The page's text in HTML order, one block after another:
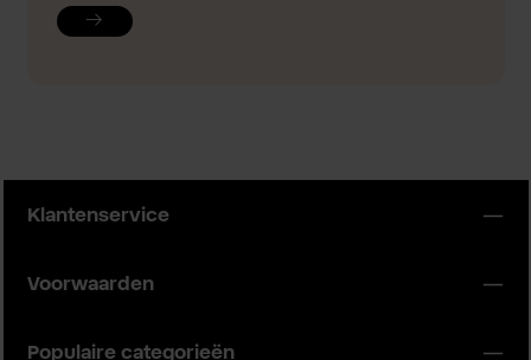
Klantenservice
Voorwaarden
Populaire categorieën